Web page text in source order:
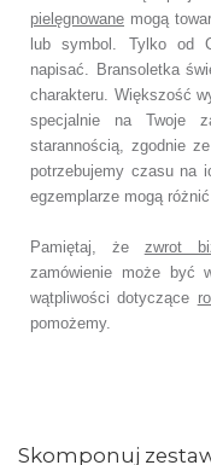
pielęgnowane mogą
lub symbol. Tylko od
napisać. Bransoletka
charakteru. Większość
specjalnie na Twoje
starannością, zgodnie
potrzebujemy czasu na
egzemplarze mogą
Pamiętaj, że zwrot
zamówienie może być
wątpliwości dotyczące
pomożemy.
Skomponuj